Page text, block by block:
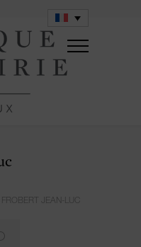
FROBERT JEAN-LUC